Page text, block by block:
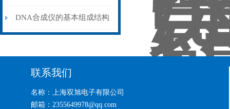
度
DNA合成仪的基本组成结构
联系我们
名称：上海双旭电子有限公司
邮箱：2355649978@qq.com